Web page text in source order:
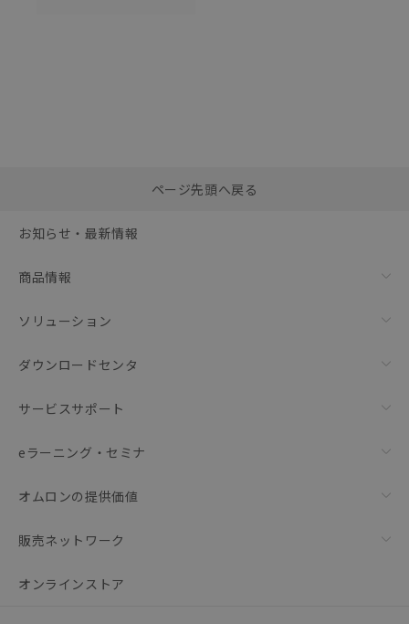
括ダウンロード
ページ先頭へ戻る
お知らせ・最新情報
商品情報
ソリューション
ダウンロードセンタ
サービスサポート
eラーニング・セミナ
オムロンの提供価値
販売ネットワーク
オンラインストア